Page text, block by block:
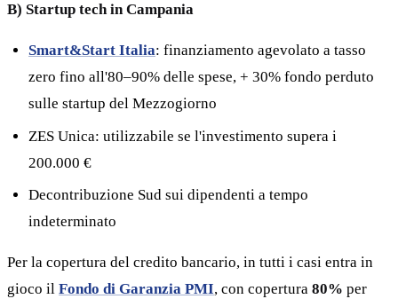
B) Startup tech in Campania
Smart&Start Italia: finanziamento agevolato a tasso
zero fino all'80–90% delle spese, + 30% fondo perduto
sulle startup del Mezzogiorno
ZES Unica: utilizzabile se l'investimento supera i
200.000 €
Decontribuzione Sud sui dipendenti a tempo
indeterminato
Per la copertura del credito bancario, in tutti i casi entra in
gioco il Fondo di Garanzia PMI, con copertura 80% per